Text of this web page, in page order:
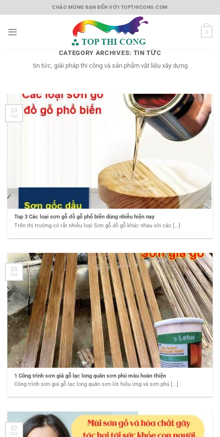
to
CHÀO MỪNG BẠN ĐẾN VỚI TOPTHICONG.COM
0
CATEGORY ARCHIVES: TIN TỨC
tin tức, giải pháp thi công và sản phẩm vật liệu xây dựng
Top 3 Các loại sơn gỗ đồ gỗ phổ biến dùng nhiều hiện nay
Trên thị trường có rất nhiều loại Sơn gỗ đồ gỗ khác nhau với các [...]
23
Th5
1 Công trình sơn giả gỗ lạc long quân sơn phủ màu hoàn thiện
Công trình sơn giả gỗ lạc long quân sơn lót hiệu ứng và sơn phủ [...]
23
Th5
22
Th5